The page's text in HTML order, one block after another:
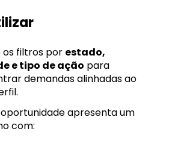
os filtros por estado,
e tipo de ação para
demandas alinhadas ao
apresenta um
com: